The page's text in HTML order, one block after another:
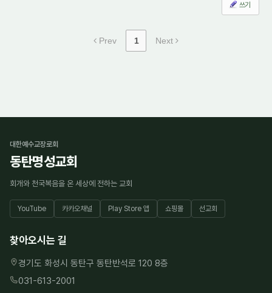
쓰기
Prev 1 Next
대한예수교장로회
동탄명성교회
회개와 천국복음을 온 세상에 전하는 교회
YouTube 카카오채널 Play Store 앱 쇼핑몰 선교회
찾아오시는 길
경기도 화성시 동탄구 동탄반석로 120 8층
031-613-2001